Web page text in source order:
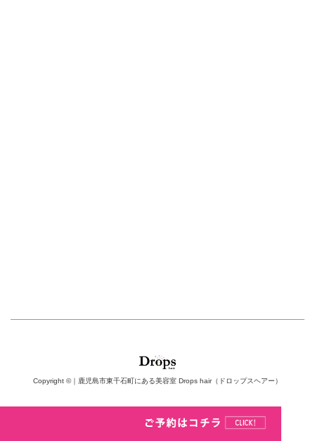
Copyright ©｜鹿児島市東千石町にある美容室 Drops hair（ドロップスヘアー）